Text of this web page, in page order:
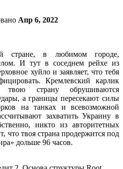
Апр 6, 2022
в любимом городе,
И тут в соседнем рейхе из
хуйло и заявляет, что тебя
Кремлевский карлик
страну обрушиваются
а границы пересекают силы
на танках и всевозможной
захватить Украину в
никто из авторитетных
что твоя страна продержится под
дольше 96 часов.